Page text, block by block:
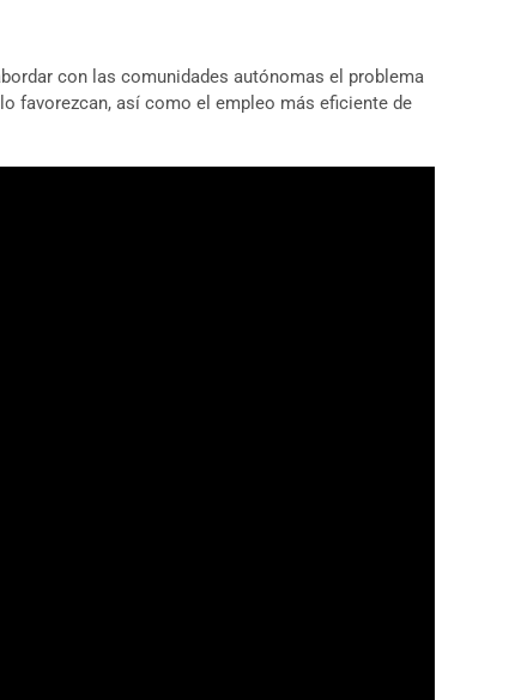
con las comunidades autónomas el problema
favorezcan, así como el empleo más eficiente de